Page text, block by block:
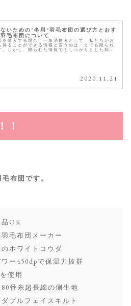
いための"冬用"羽毛布団の選び方とおす
毛布団について
を購入する場合、一般消費者として、私たちがお
得ることができる情報と言うのは、とても限られ
。しかし、限られた情報でもしっかりとした知識
2020.11.21
！
布団です。
OK
毛布団メーカー
ホワイトコウダ
ー450dpで保温力抜群
使用
番糸超長綿の側生地
ブルフェイスキルト